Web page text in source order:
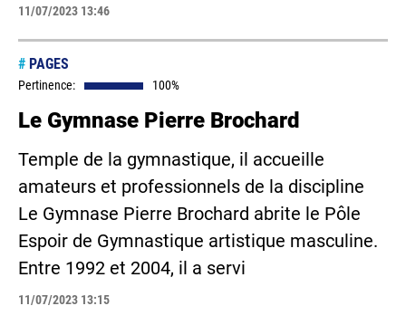
11/07/2023 13:46
# PAGES
Pertinence: 100%
Le Gymnase Pierre Brochard
Temple de la gymnastique, il accueille
amateurs et professionnels de la discipline
Le Gymnase Pierre Brochard abrite le Pôle
Espoir de Gymnastique artistique masculine.
Entre 1992 et 2004, il a servi
11/07/2023 13:15